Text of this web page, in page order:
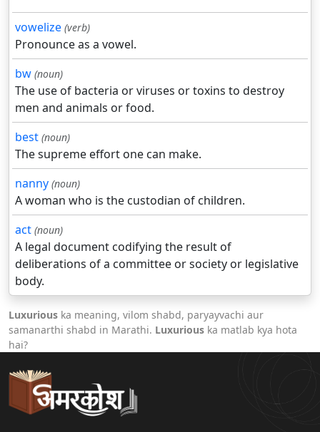
vowelize (verb)
Pronounce as a vowel.
bw (noun)
The use of bacteria or viruses or toxins to destroy
men and animals or food.
best (noun)
The supreme effort one can make.
nanny (noun)
A woman who is the custodian of children.
act (noun)
A legal document codifying the result of
deliberations of a committee or society or legislative
body.
Luxurious ka meaning, vilom shabd, paryayvachi aur
samanarthi shabd in Marathi. Luxurious ka matlab kya hota
hai?